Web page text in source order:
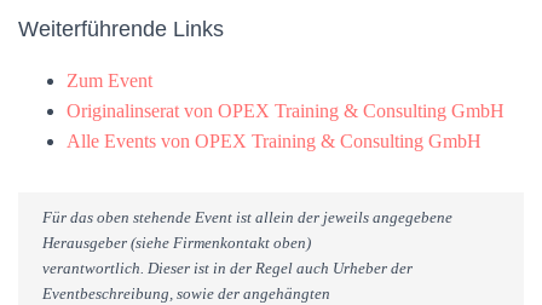
Weiterführende Links
Zum Event
Originalinserat von OPEX Training & Consulting GmbH
Alle Events von OPEX Training & Consulting GmbH
Für das oben stehende Event ist allein der jeweils angegebene
Herausgeber (siehe Firmenkontakt oben)
verantwortlich. Dieser ist in der Regel auch Urheber der
Eventbeschreibung, sowie der angehängten